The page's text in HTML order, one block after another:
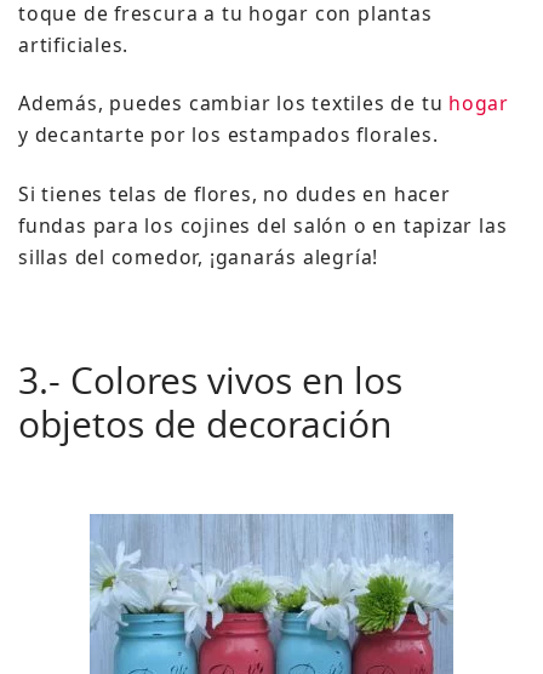
toque de frescura a tu hogar con plantas
artificiales.
Además, puedes cambiar los textiles de tu hogar
y decantarte por los estampados florales.
Si tienes telas de flores, no dudes en hacer
fundas para los cojines del salón o en tapizar las
sillas del comedor, ¡ganarás alegría!
3.- Colores vivos en los
objetos de decoración